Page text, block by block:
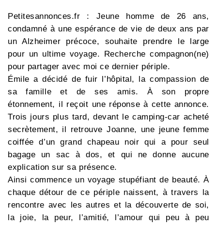
Petitesannonces.fr : Jeune homme de 26 ans,
condamné à une espérance de vie de deux ans par
un Alzheimer précoce, souhaite prendre le large
pour un ultime voyage. Recherche compagnon(ne)
pour partager avec moi ce dernier périple.
Émile a décidé de fuir l’hôpital, la compassion de
sa famille et de ses amis. À son propre
étonnement, il reçoit une réponse à cette annonce.
Trois jours plus tard, devant le camping-car acheté
secrètement, il retrouve Joanne, une jeune femme
coiffée d’un grand chapeau noir qui a pour seul
bagage un sac à dos, et qui ne donne aucune
explication sur sa présence.
Ainsi commence un voyage stupéfiant de beauté. À
chaque détour de ce périple naissent, à travers la
rencontre avec les autres et la découverte de soi,
la joie, la peur, l’amitié, l’amour qui peu à peu